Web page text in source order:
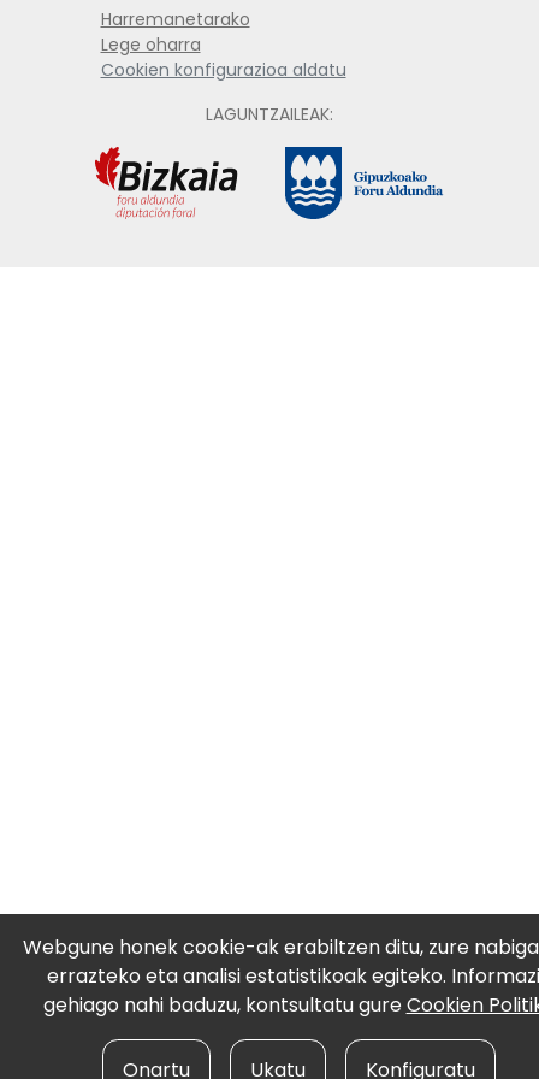
Harremanetarako
Lege oharra
Cookien konfigurazioa aldatu
LAGUNTZAILEAK:
Webgune honek cookie-ak erabiltzen ditu, zure
errazteko eta analisi estatistikoak egiteko.
gehiago nahi baduzu, kontsultatu gureCookien
Onartu Ukatu Konfiguratu